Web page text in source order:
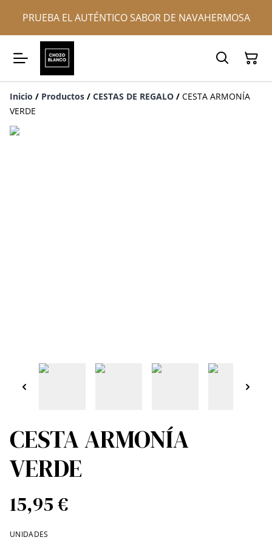
PRUEBA EL AUTÉNTICO SABOR DE NAVAHERMOSA
Inicio / Productos / CESTAS DE REGALO / CESTA ARMONÍA
VERDE
CESTA ARMONÍA
VERDE
15,95 €
UNIDADES